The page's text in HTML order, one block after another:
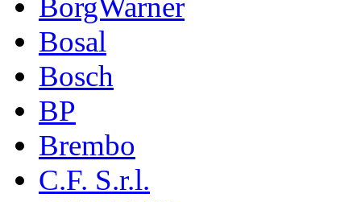
BorgWarner
Bosal
Bosch
BP
Brembo
C.F. S.r.l.